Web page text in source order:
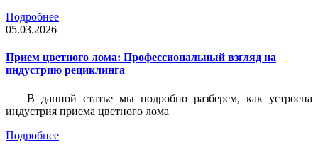
Подробнее
05.03.2026
Прием цветного лома: Профессиональный взгляд на
индустрию рециклинга
В данной статье мы подробно разберем, как устроена
индустрия приема цветного лома
Подробнее